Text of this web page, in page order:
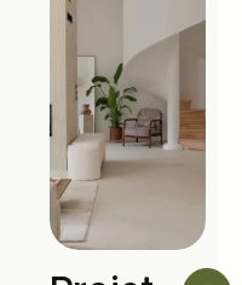
Point du
Jour (Lyon
5ᵉ), avec
extension,
ouvertures
et escalier
sur-mesure.